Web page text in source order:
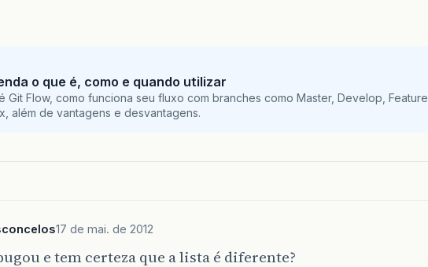
o que é, como e quando utilizar
Git Flow, como funciona seu fluxo com branches como Master, Develop, Feature,
além de vantagens e desvantagens.
17 de mai. de 2012
e tem certeza que a lista é diferente?